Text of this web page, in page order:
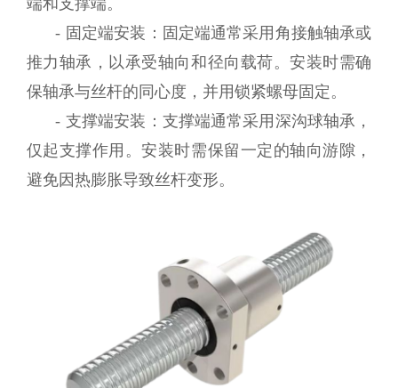
端和支撑端。
- 固定端安装：固定端通常采用角接触轴承或
推力轴承，以承受轴向和径向载荷。安装时需确
保轴承与丝杆的同心度，并用锁紧螺母固定。
- 支撑端安装：支撑端通常采用深沟球轴承，
仅起支撑作用。安装时需保留一定的轴向游隙，
避免因热膨胀导致丝杆变形。